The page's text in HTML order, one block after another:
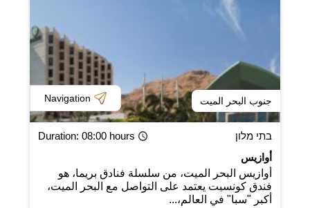
جنوب البحر الميت Navigation
בתי מלון Duration: 08:00 hours
أوازيس
أوازيس البحر الميت، من سلسلة فنادق بريما، هو
فندق كونسبت يعتمد على التواصل مع البحر الميت،
أكبر "سبا" في العالم،...